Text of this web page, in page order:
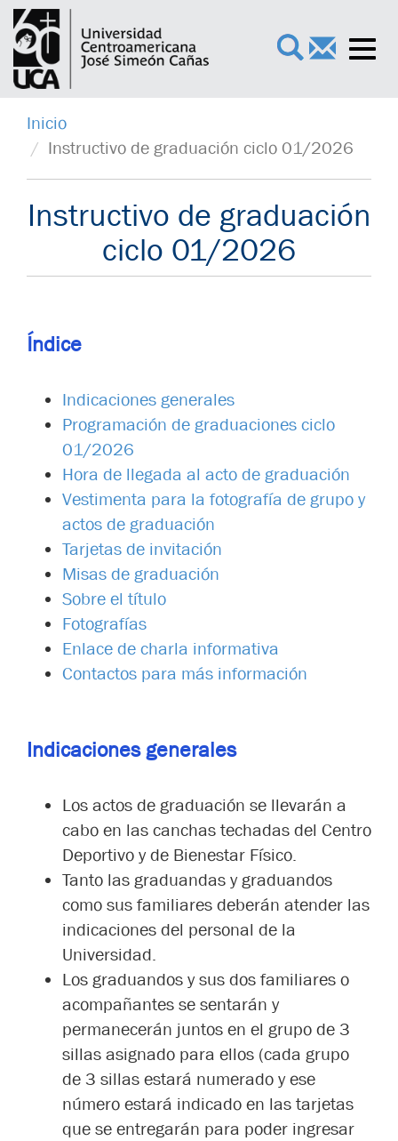
×
Inicio
Instructivo de graduación ciclo 01/2026
Instructivo de graduación
ciclo 01/2026
Índice
Indicaciones generales
Programación de graduaciones ciclo
01/2026
Hora de llegada al acto de graduación
Vestimenta para la fotografía de grupo y
actos de graduación
Tarjetas de invitación
Misas de graduación
Sobre el título
Fotografías
Enlace de charla informativa
Contactos para más información
Indicaciones generales
Los actos de graduación se llevarán a
cabo en las canchas techadas del Centro
Deportivo y de Bienestar Físico.
Tanto las graduandas y graduandos
como sus familiares deberán atender las
indicaciones del personal de la
Universidad.
Los graduandos y sus dos familiares o
acompañantes se sentarán y
permanecerán juntos en el grupo de 3
sillas asignado para ellos (cada grupo
de 3 sillas estará numerado y ese
número estará indicado en las tarjetas
que se entregarán para poder ingresar